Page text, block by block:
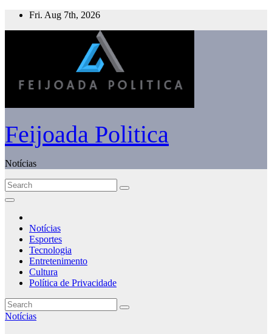
Skip
Fri. Aug 7th, 2026
Feijoada Politica
Notícias
Notícias
Esportes
Tecnologia
Entretenimento
Cultura
Política de Privacidade
Notícias